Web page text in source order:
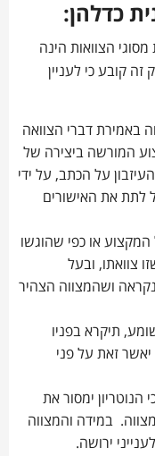
כדלהן:
הצוואות הינה
קובע כי לעניין
באמירת דברי הצוואה
המורשה ביצירה של
על הכתב, על ידי
לתת את האישורים
או כפי שהוגשו
צוואתו, ובעל
ושהמצווה הצהיר
תיקרא בפניו
זאת על פני
כי הנוטריון ימסור את
במידה והמצווה
ירושה.